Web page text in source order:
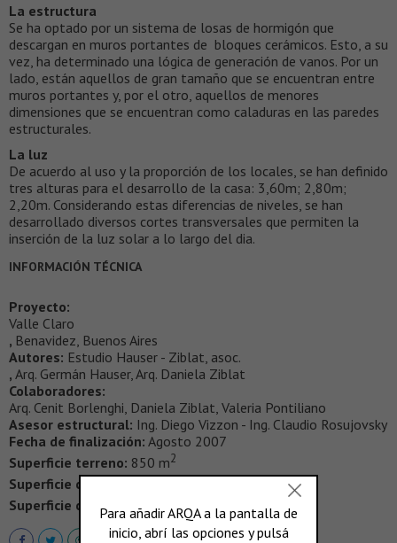
La estructura
Se ha optado por un sistema de losas de hormigón que
descargan en muros portantes de bloques cerámicos. Esto, a su
vez, ha determinado una lógica de generación de vanos. Por un
lado, están aquellos de gran tamaño que se encuentran entre
muros portantes y, por el otro, aquellos de menores
dimensiones que se encuentran como caladuras en las paredes
estructurales.
La luz
De acuerdo al uso y la proporción de los locales, se han definido
tres alturas para el desarrollo de la casa: 3,60m; 2,80m;
2,20m. Considerando estas diferencias de niveles, se han
desarrollado diversos cortes transversales que permiten la
inserción de la luz solar a lo largo del dia.
INFORMACIÓN TÉCNICA
Proyecto:
Valle Claro
, Benavidez, Buenos Aires
Autores: Estudio Hauser - Ziblat, asoc.
, Arq. Germán Hauser, Arq. Daniela Ziblat
Colaboradores:
Arq. Cenit Borlenghi, Daniela Ziblat, Valeria Pontiliano
Asesor estructural: Ing. Diego Vizzon - Ing. Claudio Rosujovsky
Fecha de finalización: Agosto 2007
Superficie terreno: 850 m2
Superficie construida: 2
Superficie cubierta: 135 m